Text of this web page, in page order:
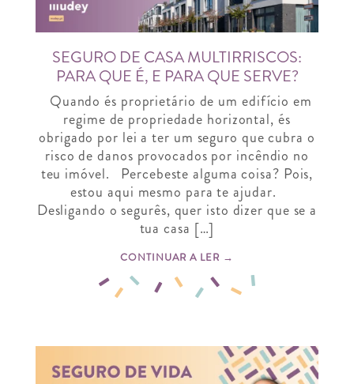
SEGURO DE CASA MULTIRRISCOS:
PARA QUE É, E PARA QUE SERVE?
Quando és proprietário de um edifício em
regime de propriedade horizontal, és
obrigado por lei a ter um seguro que cubra o
risco de danos provocados por incêndio no
teu imóvel. Percebeste alguma coisa? Pois,
estou aqui mesmo para te ajudar.
Desligando o segurês, quer isto dizer que se a
tua casa […]
CONTINUAR A LER →